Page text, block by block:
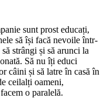
sunt prost educați,
să își facă nevoile într-
strângi și să arunci la
Să nu îți educi
câini și să latre în casă în
ceilalți oameni,
o paralelă.